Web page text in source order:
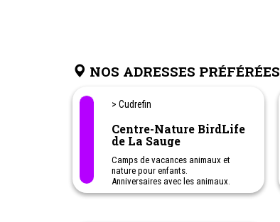
NOS ADRESSES PRÉFÉRÉES
> Cudrefin
Centre-Nature BirdLife
de La Sauge
Camps de vacances animaux et
nature pour enfants.
Anniversaires avec les animaux.
Le centre-nature vous propose une